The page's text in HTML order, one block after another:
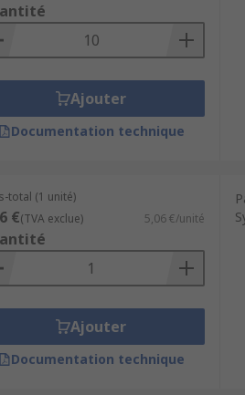
Ajouter
Documentation technique
total (1 unité)
€(TVA exclue) 5,06 €/unité
Ajouter
Documentation technique